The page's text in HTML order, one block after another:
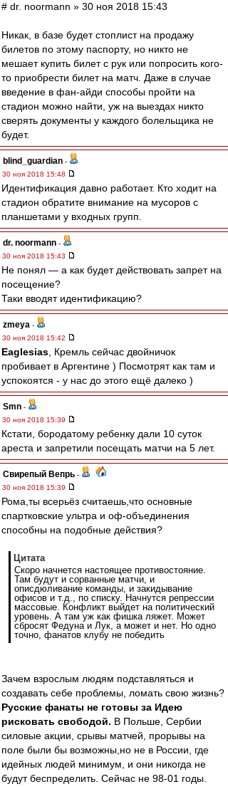
# dr. noormann » 30 ноя 2018 15:43
Никак, в базе будет стоплист на продажу
билетов по этому паспорту, но никто не
мешает купить билет с рук или попросить кого-
то приобрести билет на матч. Даже в случае
введение в фан-айди способы пройти на
стадион можно найти, уж на выездах никто
сверять документы у каждого болельщика не
будет.
blind_guardian -
30 ноя 2018 15:48
Идентификация давно работает. Кто ходит на
стадион обратите внимание на мусоров с
планшетами у входных групп.
dr. noormann -
30 ноя 2018 15:43
Не понял — а как будет действовать запрет на
посещение?
Таки вводят идентификацию?
zmeya -
30 ноя 2018 15:42
Eaglesias , Кремль сейчас двойничок
пробивает в Аргентине ) Посмотрят как там и
успокоятся - у нас до этого ещё далеко )
Smn -
30 ноя 2018 15:39
Кстати, бородатому ребенку дали 10 суток
ареста и запретили посещать матчи на 5 лет.
Свирепый Вепрь -
30 ноя 2018 15:39
Рома,ты всерьёз считаешь,что основные
спартковские ультра и оф-объединения
способны на подобные действия?
Цитата
Скоро начнется настоящее противостояние.
Там будут и сорванные матчи, и
описдюливание команды, и закидывание
офисов и т.д., по списку. Начнутся репрессии
массовые. Конфликт выйдет на политический
уровень. А там уж как фишка ляжет. Может
сбросят Федуна и Лук, а может и нет. Но одно
точно, фанатов клубу не победить
Зачем взрослым людям подставляться и
создавать себе проблемы, ломать свою жизнь?
Русские фанаты не готовы за Идею
рисковать свободой. В Польше, Сербии
силовые акции, срывы матчей, прорывы на
поле были бы возможны,но не в России, где
идейных людей минимум, и они никогда не
будут беспределить. Сейчас не 98-01 годы.